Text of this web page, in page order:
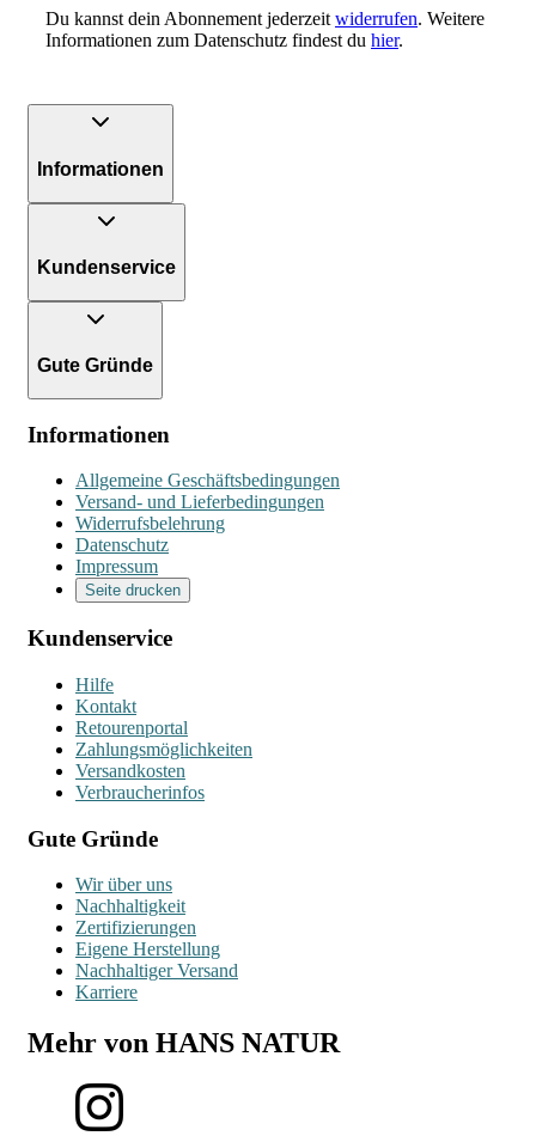
Du kannst dein Abonnement jederzeit widerrufen. Weitere
Informationen zum Datenschutz findest du hier.
Informationen
Kundenservice
Gute Gründe
Informationen
Allgemeine Geschäftsbedingungen
Versand- und Lieferbedingungen
Widerrufsbelehrung
Datenschutz
Impressum
Seite drucken
Kundenservice
Hilfe
Kontakt
Retourenportal
Zahlungsmöglichkeiten
Versandkosten
Verbraucherinfos
Gute Gründe
Wir über uns
Nachhaltigkeit
Zertifizierungen
Eigene Herstellung
Nachhaltiger Versand
Karriere
Mehr von HANS NATUR